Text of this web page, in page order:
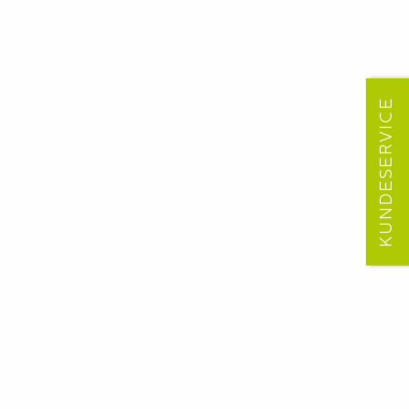
KUNDESERVICE